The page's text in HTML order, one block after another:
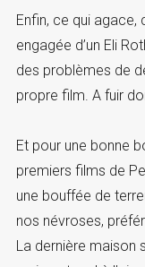
Enfin, ce qui agace,
engagée d’un Eli
des problèmes de
propre film. A fuir
Et pour une bonne
premiers films de
une bouffée de
nos névroses,
La dernière maison